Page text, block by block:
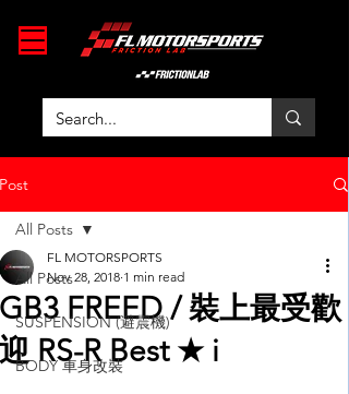
Post
All Posts
SUSPENSION (避震機)
BODY 車身改裝
All Posts
GB3 FREED / 裝上最受歡
迎 RS-R Best ★ i
FL MOTORSPORTS
Nov 28, 2018 1 min read